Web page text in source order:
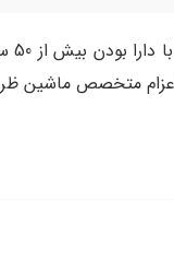
متخصص ماشین